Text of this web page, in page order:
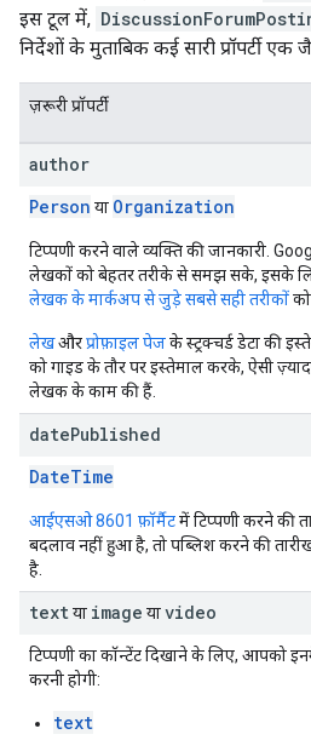
इस टूल में,
निर्देशों के मुताबिक कई सारी प्रॉपर्टी एक
ज़रूरी प्रॉपर्टी
author
Person या Organization
टिप्पणी करने वाले व्यक्ति की जानकारी.
लेखकों को बेहतर तरीके से समझ सके, इसके
लेखक के मार्कअप से जुड़े सबसे सही तरीकों
लेखऔरप्रोफ़ाइल पेजके स्ट्रक्चर्ड डेटा की
को गाइड के तौर पर इस्तेमाल करके, ऐसी
लेखक के काम की हैं.
datePublished
DateTime
आईएसओ 8601 फ़ॉर्मैटमें टिप्पणी करने की
बदलाव नहीं हुआ है, तो पब्लिश करने की
है.
text या image याvideo
टिप्पणी का कॉन्टेंट दिखाने के लिए, आपको
करनी होगी:
text